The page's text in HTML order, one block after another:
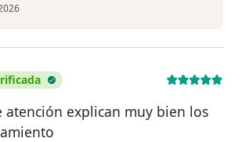
atención explican muy bien los